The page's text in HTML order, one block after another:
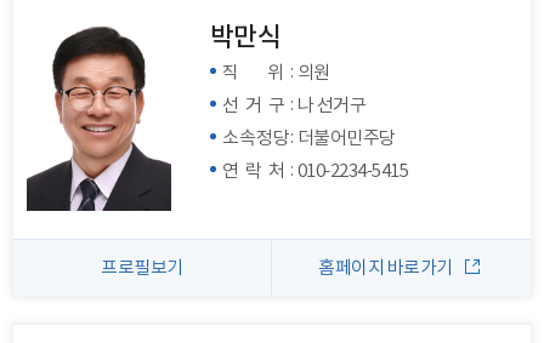
박만식
직 위: 의원
선 거 구 : 나 선거구
소속정당: 더불어민주당
연 락 처 : 010-2234-5415
프로필보기 홈페이지 바로가기